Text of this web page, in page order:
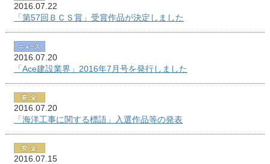
2016.07.22
「第57回ＢＣＳ賞」受賞作品が決定しました
2016.07.20
「Ace建設業界」2016年7月号を発行しました
2016.07.20
「海洋工事に関する標語」入選作品等の発表
2016.07.15